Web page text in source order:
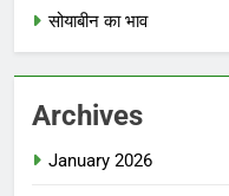
सोयाबीन का भाव
Archives
January 2026